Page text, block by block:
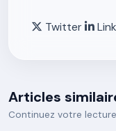
Twitter
Articles
Continuez votre lecture